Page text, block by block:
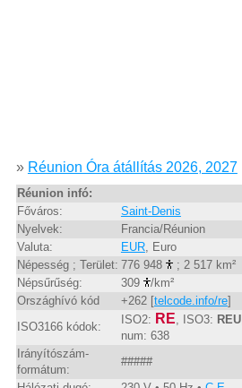
» Réunion Óra átállítás 2026, 2027
Réunion infó:
Főváros:
Saint-Denis
Nyelvek:
Francia/Réunion
Valuta:
EUR, Euro
Népesség ; Terület: 776 948
; 2 517 km²
Népsűrűség:
309
/km²
Országhívó kód
+262 [telcode.info/re]
ISO3166 kódok:
ISO2: RE , ISO3: REU,
num: 638
Irányítószám-
formátum:
#####